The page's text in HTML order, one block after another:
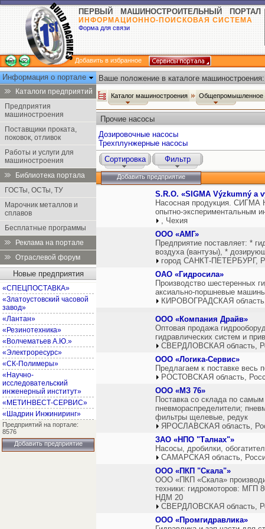
ПЕРВЫЙ МАШИНОСТРОИТЕЛЬНЫЙ ПОРТАЛ
ИНФОРМАЦИОННО-ПОИСКОВАЯ СИСТЕМА
Форма для связи
Добавить в избранное
Информация о портале
Каталоги предприятий
Предприятия
машиностроения
Поставщики проката,
поковок, отливок
Работы и услуги для
машиностроения
Библиотека портала
ГОСТы, ОСТы, ТУ
Марочник металлов и
сплавов
Бесплатные программы
Реклама на портале
Отраслевой форум
Новые предприятия
«СПЕЦПОСТАВКА»
«Златоустовский часовой
завод»
«Лантан»
«Резинотехника»
«Волчематьев А.Ю.»
«Электроресурс»
«СК-Полимеры»
«Научно-
исследовательский
инженерный институт»
«МЕТИНВЕСТ-СЕРВИС»
«Шадрин Инжиниринг»
Предприятий на портале:
8576
Добавить предприятие
Ваше положение в каталоге машиностроения:
Каталог машиностроения Общепромышленное
Прочие насосы
Дозировочные насосы
Трехплунжерные насосы
Сортировка
Фильтр
Добавить предприятие
S.R.O. «SIGMA Výzkumný a
Насосная продукция. СИГМА
опытно-экспериментальным
, Чехия
ООО «АМГ»
Предприятие поставляет: *
воздуха (вантузы), *
город САНКТ-ПЕТЕРБУРГ,
ОАО «Гидросила»
Производство шестеренных
аксиально-поршневые
КИРОВОГРАДСКАЯ
ООО «Компания Драйв»
Оптовая продажа
гидравлических систем и
СВЕРДЛОВСКАЯ область,
ООО «Логика-Сервис»
Предлагаем к поставке
РОСТОВСКАЯ область,
ООО «МЗ 76»
Поставка со склада по
пневмораспределители;
фильтры щелевые, редук
ЯРОСЛАВСКАЯ область,
ЗАО «НПО "Талнах"»
Насосы, дробилки,
САМАРСКАЯ область,
ООО «ПКП "Скала"»
ООО «ПКП «Скала»
техники: гидромоторов:
НДМ 20
СВЕРДЛОВСКАЯ область,
ООО «Промгидравлика»